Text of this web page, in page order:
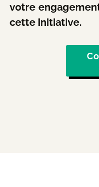
votre
cette initiative.